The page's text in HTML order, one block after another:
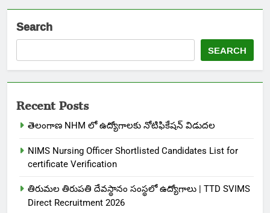
Search
SEARCH
Recent Posts
తెలంగాణ NHM లో ఉద్యోగాలకు నోటిఫికేషన్ విడుదల
NIMS Nursing Officer Shortlisted Candidates List for
certificate Verification
తిరుమల తిరుపతి దేవస్థానం సంస్థలో ఉద్యోగాలు | TTD SVIMS
Direct Recruitment 2026